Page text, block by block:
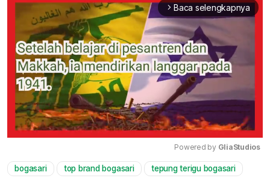
arrow_forward_ios Baca selengkapnya
Mute
Powered by GliaStudios
bogasari top brand bogasari tepung terigu bogasari